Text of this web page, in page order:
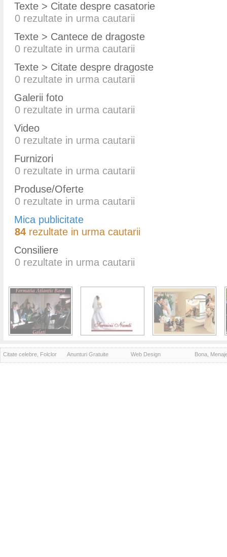
Texte > Citate despre casatorie
0 rezultate in urma cautarii
Texte > Cantece de dragoste
0 rezultate in urma cautarii
Texte > Citate despre dragoste
0 rezultate in urma cautarii
Galerii foto
0 rezultate in urma cautarii
Video
0 rezultate in urma cautarii
Furnizori
0 rezultate in urma cautarii
Produse/Oferte
0 rezultate in urma cautarii
Mica publicitate
84 rezultate in urma cautarii
Consiliere
0 rezultate in urma cautarii
Citate celebre, Folclor Anunturi Gratuite Web Design Bona,